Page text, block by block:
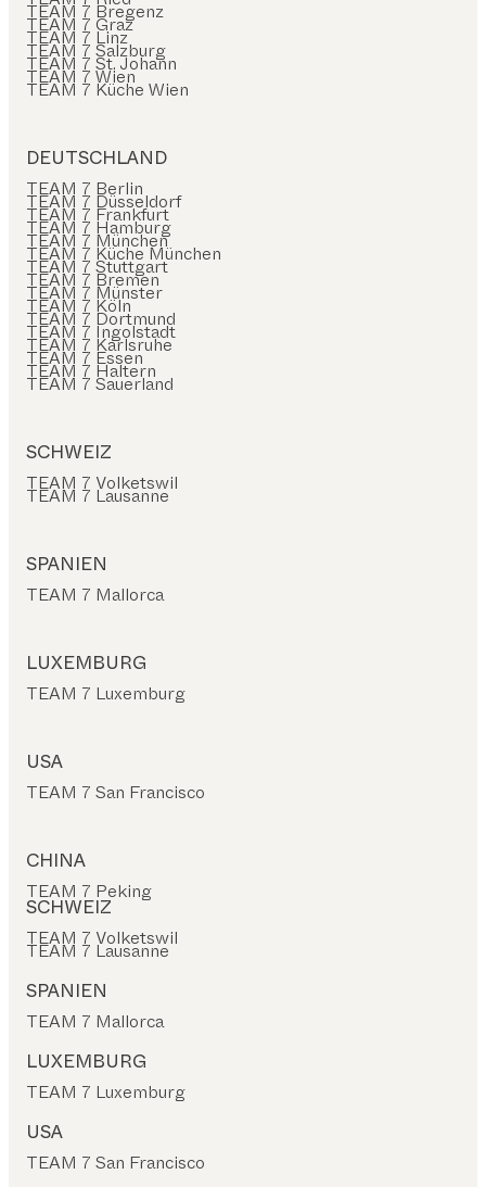
TEAM 7 Bregenz
TEAM 7 Graz
TEAM 7 Linz
TEAM 7 Salzburg
TEAM 7 St. Johann
TEAM 7 Wien
TEAM 7 Küche Wien
DEUTSCHLAND
TEAM 7 Berlin
TEAM 7 Düsseldorf
TEAM 7 Frankfurt
TEAM 7 Hamburg
TEAM 7 München
TEAM 7 Küche München
TEAM 7 Stuttgart
TEAM 7 Bremen
TEAM 7 Münster
TEAM 7 Köln
TEAM 7 Dortmund
TEAM 7 Ingolstadt
TEAM 7 Karlsruhe
TEAM 7 Essen
TEAM 7 Haltern
TEAM 7 Sauerland
SCHWEIZ
TEAM 7 Volketswil
TEAM 7 Lausanne
SPANIEN
TEAM 7 Mallorca
LUXEMBURG
TEAM 7 Luxemburg
USA
TEAM 7 San Francisco
CHINA
TEAM 7 Peking
SCHWEIZ
TEAM 7 Volketswil
TEAM 7 Lausanne
SPANIEN
TEAM 7 Mallorca
LUXEMBURG
TEAM 7 Luxemburg
USA
TEAM 7 San Francisco